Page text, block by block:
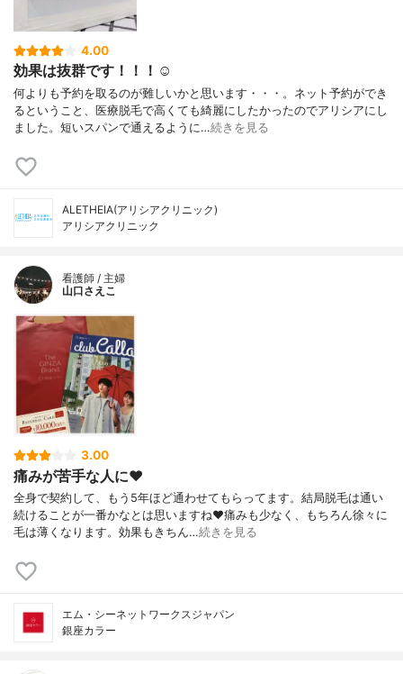
4.00
効果は抜群です！！！☺️
何よりも予約を取るのが難しいかと思います・・・。ネット予約ができ
るということ、医療脱毛で高くても綺麗にしたかったのでアリシアにし
ました。短いスパンで通えるように…続きを見る
ALETHEIA(アリシアクリニック)
アリシアクリニック
看護師 / 主婦
山口さえこ
3.00
痛みが苦手な人に❤️
全身で契約して、もう5年ほど通わせてもらってます。結局脱毛は通い
続けることが一番かなとは思いますね❤️痛みも少なく、もちろん徐々に
毛は薄くなります。効果もきちん…続きを見る
エム・シーネットワークスジャパン
銀座カラー